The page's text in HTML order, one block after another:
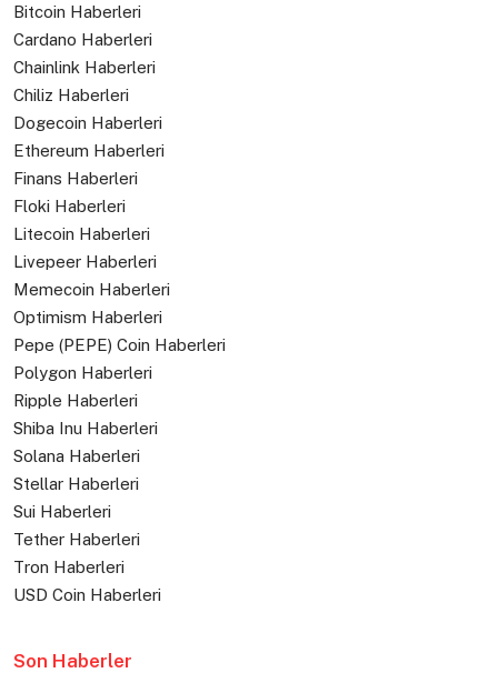
Bitcoin Haberleri
Cardano Haberleri
Chainlink Haberleri
Chiliz Haberleri
Dogecoin Haberleri
Ethereum Haberleri
Finans Haberleri
Floki Haberleri
Litecoin Haberleri
Livepeer Haberleri
Memecoin Haberleri
Optimism Haberleri
Pepe (PEPE) Coin Haberleri
Polygon Haberleri
Ripple Haberleri
Shiba Inu Haberleri
Solana Haberleri
Stellar Haberleri
Sui Haberleri
Tether Haberleri
Tron Haberleri
USD Coin Haberleri
Son Haberler